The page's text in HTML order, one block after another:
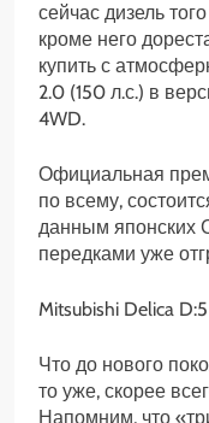
сейчас дизель
кроме него
купить с
2.0 (150 л.с.) в
4WD.
Официальная
по всему,
данным японских
передками уже
Mitsubishi Delica
Что до нового
то уже, скорее
Напомним, что